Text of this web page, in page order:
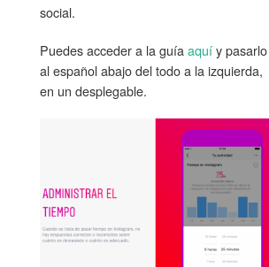
social.
Puedes acceder a la guía aquíy pasarlo
al español abajo del todo a la izquierda,
en un desplegable.